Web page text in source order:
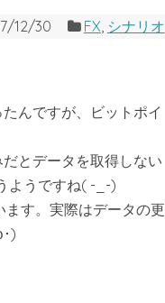
12/30 FX, シナリオ
んですが、ビットポイ
とデータを取得しない
ようですね( -_-)
す。実際はデータの更
)